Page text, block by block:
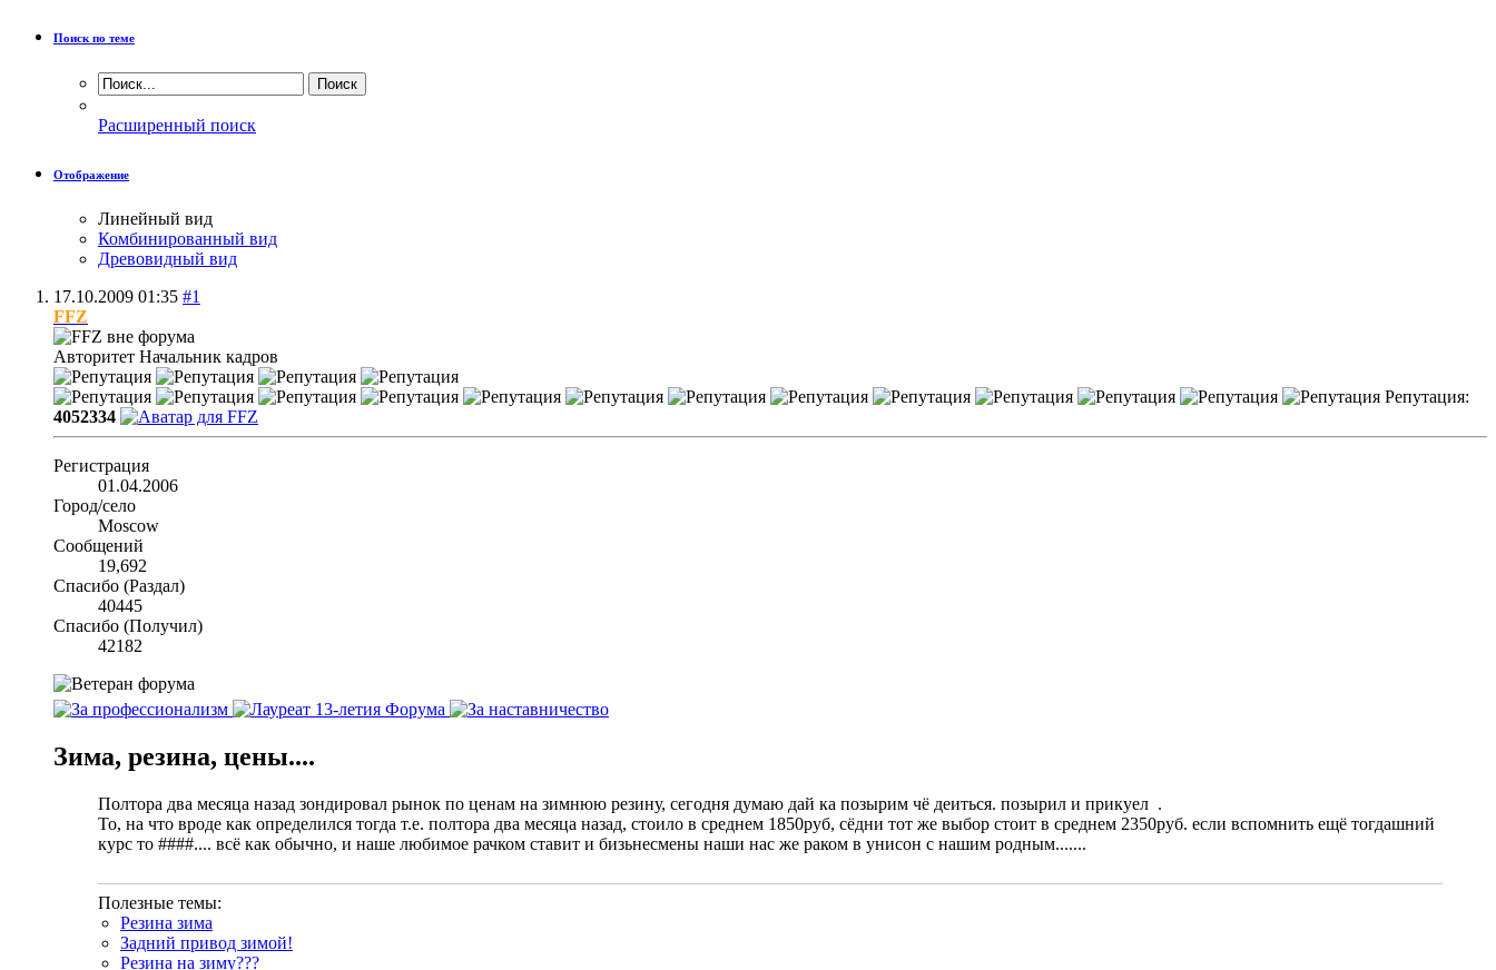
Поиск по теме
Расширенный поиск
Отображение
Линейный вид
Комбинированный вид
Древовидный вид
17.10.2009 01:35 #1
FFZ
Авторитет Начальник кадров
Репутация:
4052334
Регистрация
01.04.2006
Город/село
Moscow
Сообщений
19,692
Спасибо (Раздал)
40445
Спасибо (Получил)
42182
Зима, резина, цены....
Полтора два месяца назад зондировал рынок по ценам на зимнюю резину, сегодня думаю дай ка позырим чё деиться. позырил и прикуел .
То, на что вроде как определился тогда т.е. полтора два месяца назад, стоило в среднем 1850руб, сёдни тот же выбор стоит в среднем 2350руб. если вспомнить ещё тогдашний
курс то ####.... всё как обычно, и наше любимое рачком ставит и бизьнесмены наши нас же раком в унисон с нашим родным.......
Полезные темы:
Резина зима
Задний привод зимой!
Резина на зиму???